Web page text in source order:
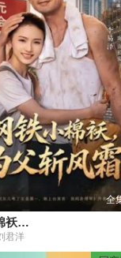
全
钢铁小棉袄，为父斩风霜
君洋